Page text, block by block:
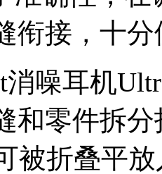
衔接，十分
消噪耳机
和零件拆
被折叠平